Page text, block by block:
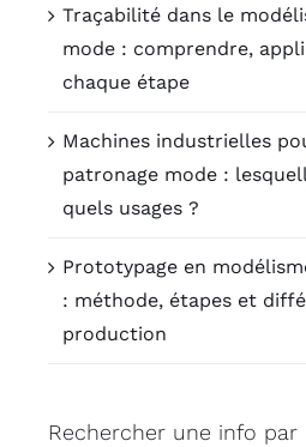
Traçabilité dans le
mode : comprendre,
chaque étape
Machines industrielles
patronage mode :
quels usages ?
Prototypage en
: méthode, étapes et
production
Rechercher une info